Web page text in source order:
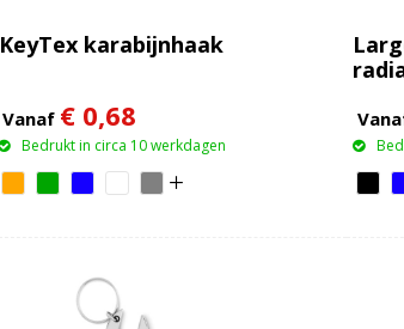
KeyTex karabijnhaak
Vanaf € 0,68
Bedrukt in circa 10 werkdagen